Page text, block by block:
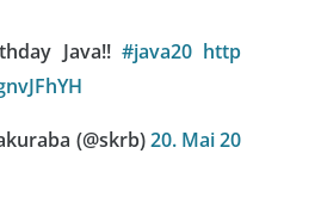
Java!! #java20 http
(@skrb)20. Mai 20